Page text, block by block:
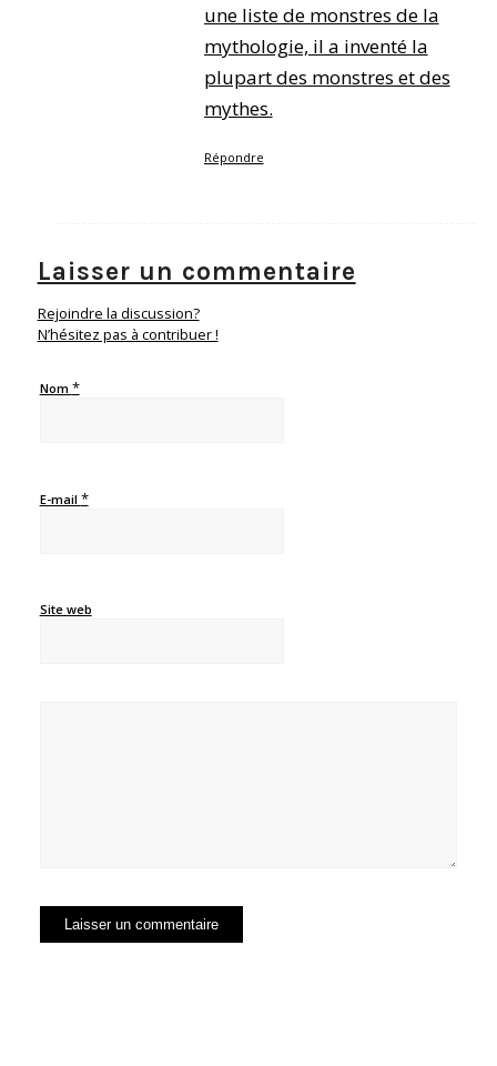
une liste de monstres de la
mythologie, il a inventé la
plupart des monstres et des
mythes.
Répondre
Laisser un commentaire
Rejoindre la discussion?
N’hésitez pas à contribuer !
Nom *
E-mail *
Site web